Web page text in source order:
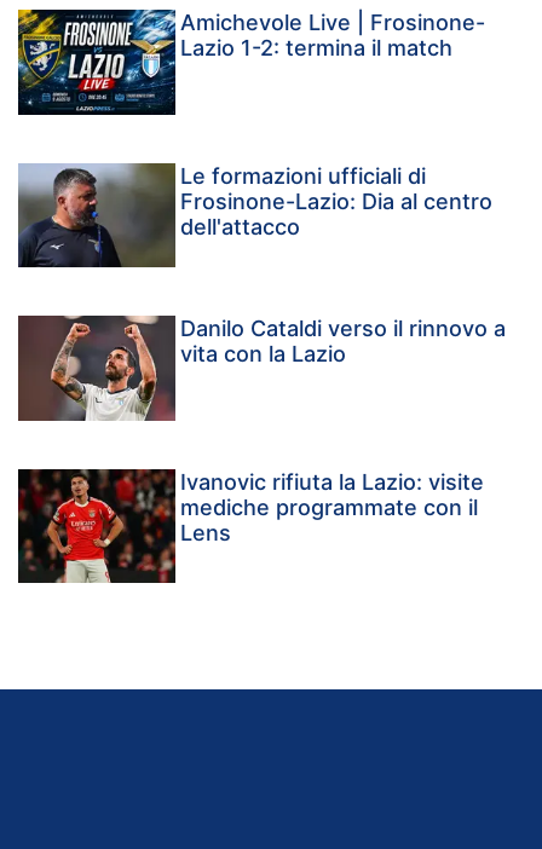
Amichevole Live | Frosinone-
Lazio 1-2: termina il match
Le formazioni ufficiali di
Frosinone-Lazio: Dia al centro
dell'attacco
Danilo Cataldi verso il rinnovo a
vita con la Lazio
Ivanovic rifiuta la Lazio: visite
mediche programmate con il
Lens